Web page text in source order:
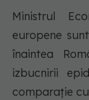
Ministrul
europene
înaintea
izbucnirii
comparație